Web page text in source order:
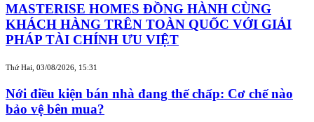
MASTERISE HOMES ĐỒNG HÀNH CÙNG
KHÁCH HÀNG TRÊN TOÀN QUỐC VỚI GIẢI
PHÁP TÀI CHÍNH ƯU VIỆT
Thứ Hai, 03/08/2026, 15:31
Nới điều kiện bán nhà đang thế chấp: Cơ chế nào
bảo vệ bên mua?